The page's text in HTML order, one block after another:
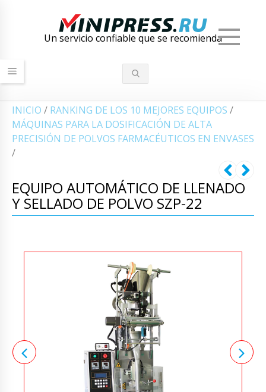
Un servicio confiable que se recomienda
INICIO / RANKING DE LOS 10 MEJORES EQUIPOS /
MÁQUINAS PARA LA DOSIFICACIÓN DE ALTA
PRECISIÓN DE POLVOS FARMACÉUTICOS EN ENVASES
/
EQUIPO AUTOMÁTICO DE LLENADO
Y SELLADO DE POLVO SZP-22